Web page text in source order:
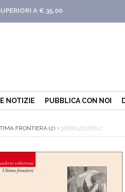
A € 35,00
NOTIZIE PUBBLICA CON NOI
FRONTIERA (2) 9788846726612